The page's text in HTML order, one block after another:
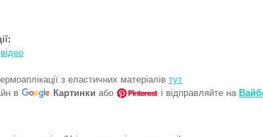
відео
з еластичних матеріалів тут
в
Картинки або і відправляйте на